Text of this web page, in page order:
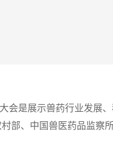
会是展示兽药行业发展
部、中国兽医药品监察